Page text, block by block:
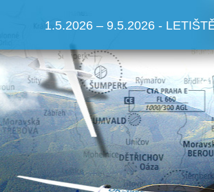
1.5.2026 – 9.5.2026 -